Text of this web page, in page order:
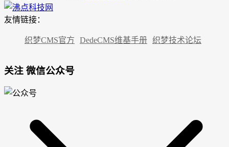
友情链接：
织梦CMS官方 DedeCMS维基手册 织梦技术论坛
关注 微信公众号